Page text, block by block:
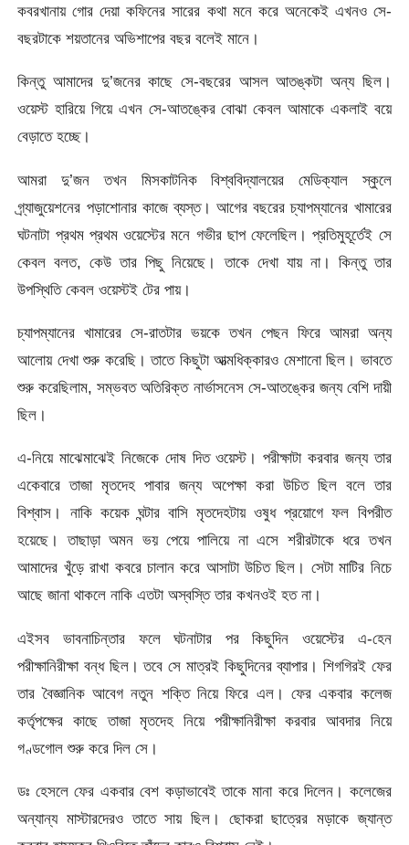
কবরখানায় গোর দেয়া কফিনের সারের কথা মনে করে অনেকেই এখনও সে-
বছরটাকে শয়তানের অভিশাপের বছর বলেই মানে।
কিন্তু আমাদের দু’জনের কাছে সে-বছরের আসল আতঙ্কটা অন্য ছিল।
ওয়েস্ট হারিয়ে গিয়ে এখন সে-আতঙ্কের বোঝা কেবল আমাকে একলাই বয়ে
বেড়াতে হচ্ছে।
আমরা দু’জন তখন মিসকাটনিক বিশ্ববিদ্যালয়ের মেডিক্যাল স্কুলে
গ্র্যাজুয়েশনের পড়াশোনার কাজে ব্যস্ত। আগের বছরের চ্যাপম্যানের খামারের
ঘটনাটা প্রথম প্রথম ওয়েস্টের মনে গভীর ছাপ ফেলেছিল। প্রতিমুহূর্তেই সে
কেবল বলত, কেউ তার পিছু নিয়েছে। তাকে দেখা যায় না। কিন্তু তার
উপস্থিতি কেবল ওয়েস্টই টের পায়।
চ্যাপম্যানের খামারের সে-রাতটার ভয়কে তখন পেছন ফিরে আমরা অন্য
আলোয় দেখা শুরু করেছি। তাতে কিছুটা আত্মধিক্কারও মেশানো ছিল। ভাবতে
শুরু করেছিলাম, সম্ভবত অতিরিক্ত নার্ভাসনেস সে-আতঙ্কের জন্য বেশি দায়ী
ছিল।
এ-নিয়ে মাঝেমাঝেই নিজেকে দোষ দিত ওয়েস্ট। পরীক্ষাটা করবার জন্য তার
একেবারে তাজা মৃতদেহ পাবার জন্য অপেক্ষা করা উচিত ছিল বলে তার
বিশ্বাস। নাকি কয়েক ঘন্টার বাসি মৃতদেহটায় ওষুধ প্রয়োগে ফল বিপরীত
হয়েছে। তাছাড়া অমন ভয় পেয়ে পালিয়ে না এসে শরীরটাকে ধরে তখন
আমাদের খুঁড়ে রাখা কবরে চালান করে আসাটা উচিত ছিল। সেটা মাটির নিচে
আছে জানা থাকলে নাকি এতটা অস্বস্তি তার কখনওই হত না।
এইসব ভাবনাচিন্তার ফলে ঘটনাটার পর কিছুদিন ওয়েস্টের এ-হেন
পরীক্ষানিরীক্ষা বন্ধ ছিল। তবে সে মাত্রই কিছুদিনের ব্যাপার। শিগগিরই ফের
তার বৈজ্ঞানিক আবেগ নতুন শক্তি নিয়ে ফিরে এল। ফের একবার কলেজ
কর্তৃপক্ষের কাছে তাজা মৃতদেহ নিয়ে পরীক্ষানিরীক্ষা করবার আবদার নিয়ে
গণ্ডগোল শুরু করে দিল সে।
ডঃ হেসলে ফের একবার বেশ কড়াভাবেই তাকে মানা করে দিলেন। কলেজের
অন্যান্য মাস্টারদেরও তাতে সায় ছিল। ছোকরা ছাত্রের মড়াকে জ্যান্ত